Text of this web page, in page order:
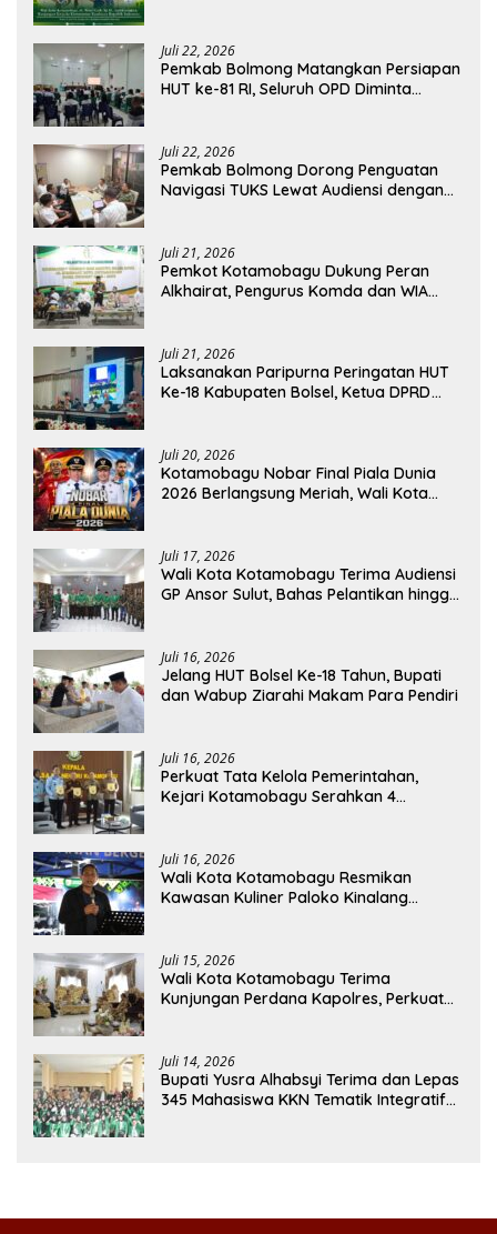
Juli 22, 2026
Pemkab Bolmong Matangkan Persiapan
HUT ke-81 RI, Seluruh OPD Diminta
Juli 22, 2026
Pemkab Bolmong Dorong Penguatan
Navigasi TUKS Lewat Audiensi dengan
Juli 21, 2026
Pemkot Kotamobagu Dukung Peran
Alkhairat, Pengurus Komda dan WIA
Juli 21, 2026
Laksanakan Paripurna Peringatan HUT
Ke-18 Kabupaten Bolsel, Ketua DPRD
Juli 20, 2026
Kotamobagu Nobar Final Piala Dunia
2026 Berlangsung Meriah, Wali Kota
Juli 17, 2026
Wali Kota Kotamobagu Terima Audiensi
GP Ansor Sulut, Bahas Pelantikan hingga
Juli 16, 2026
Jelang HUT Bolsel Ke-18 Tahun, Bupati
dan Wabup Ziarahi Makam Para Pendiri
Juli 16, 2026
Perkuat Tata Kelola Pemerintahan,
Kejari Kotamobagu Serahkan 4
Juli 16, 2026
Wali Kota Kotamobagu Resmikan
Kawasan Kuliner Paloko Kinalang
Juli 15, 2026
Wali Kota Kotamobagu Terima
Kunjungan Perdana Kapolres, Perkuat
Juli 14, 2026
Bupati Yusra Alhabsyi Terima dan Lepas
345 Mahasiswa KKN Tematik Integratif